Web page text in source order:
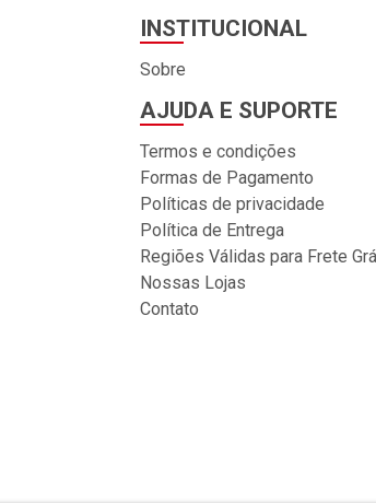
INSTITUCIONAL
Sobre
AJUDA E SUPORTE
Termos e condições
Formas de Pagamento
Políticas de privacidade
Política de Entrega
Regiões Válidas para Frete
Nossas Lojas
Contato